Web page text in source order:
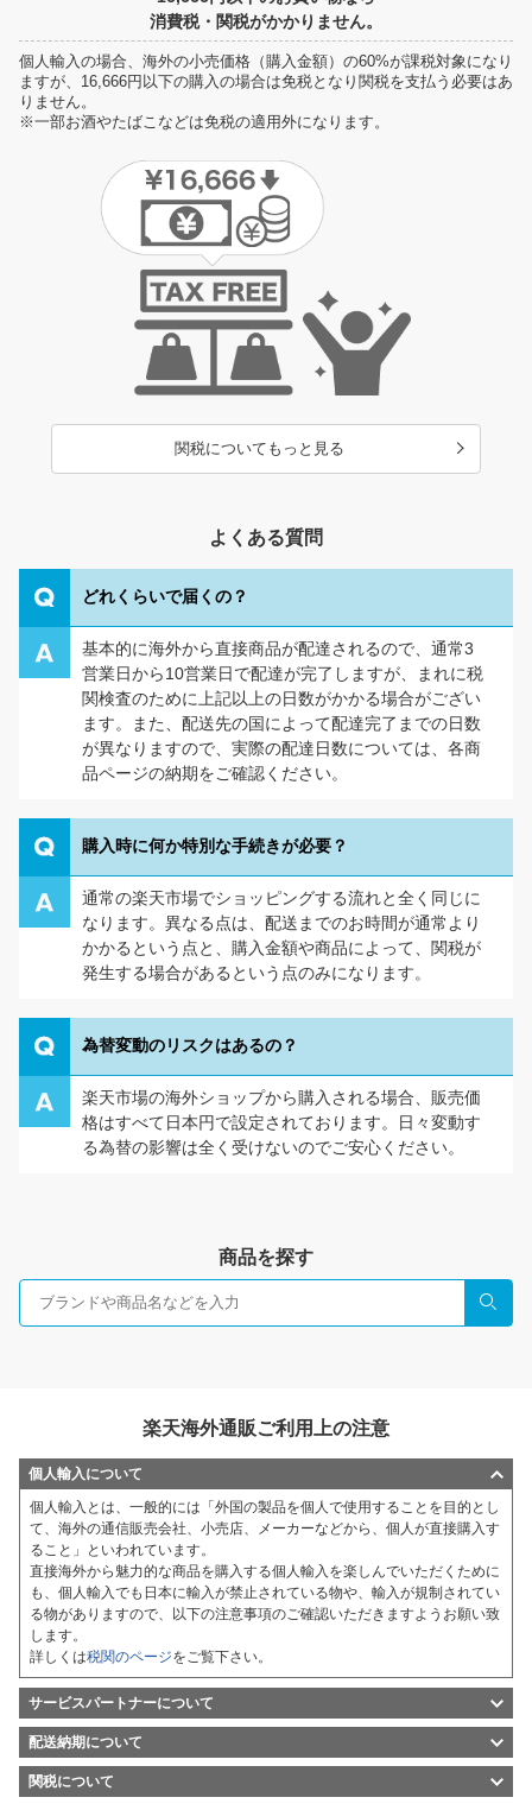
消費税・関税がかかりません。
個人輸入の場合、海外の小売価格（購入金額）の60%が課税対象になり
ますが、16,666円以下の購入の場合は免税となり関税を支払う必要はあ
りません。
※一部お酒やたばこなどは免税の適用外になります。
関税についてもっと見る
よくある質問
どれくらいで届くの？
基本的に海外から直接商品が配達されるので、通常3
営業日から10営業日で配達が完了しますが、まれに税
関検査のために上記以上の日数がかかる場合がござい
ます。また、配送先の国によって配達完了までの日数
が異なりますので、実際の配達日数については、各商
品ページの納期をご確認ください。
購入時に何か特別な手続きが必要？
通常の楽天市場でショッピングする流れと全く同じに
なります。異なる点は、配送までのお時間が通常より
かかるという点と、購入金額や商品によって、関税が
発生する場合があるという点のみになります。
為替変動のリスクはあるの？
楽天市場の海外ショップから購入される場合、販売価
格はすべて日本円で設定されております。日々変動す
る為替の影響は全く受けないのでご安心ください。
商品を探す
検索
楽天海外通販ご利用上の注意
個人輸入について
個人輸入とは、一般的には「外国の製品を個人で使用することを目的とし
て、海外の通信販売会社、小売店、メーカーなどから、個人が直接購入す
ること」といわれています。
直接海外から魅力的な商品を購入する個人輸入を楽しんでいただくために
も、個人輸入でも日本に輸入が禁止されている物や、輸入が規制されてい
る物がありますので、以下の注意事項のご確認いただきますようお願い致
します。
詳しくは税関のページをご覧下さい。
サービスパートナーについて
楽天市場の個人輸入ではお客様が通常と同じお買い物ステップで安心して
海外の商品を「個人輸入」として購入できるよう、指定を受けた委託先の
日系企業が海外ショップの店舗運営業務を行います。
委託企業は各海外ショップの、受注管理、商品の問合せ対応＊、配送指
配送納期について
楽天市場の個人輸入では、購入された商品は海外から配送されるため通常
より商品お届けまでに時間が掛かるケースがあります。
関税について